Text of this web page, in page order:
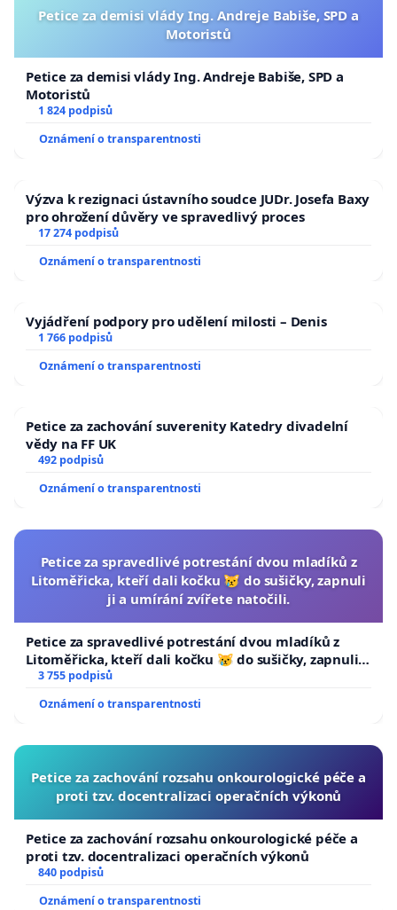
Petice za demisi vlády Ing. Andreje Babiše, SPD a
Motoristů
Petice za demisi vlády Ing. Andreje Babiše, SPD a
Motoristů
1 824 podpisů
Oznámení o transparentnosti
Výzva k rezignaci ústavního soudce JUDr. Josefa Baxy
pro ohrožení důvěry ve spravedlivý proces
17 274 podpisů
Oznámení o transparentnosti
Vyjádření podpory pro udělení milosti – Denis
1 766 podpisů
Oznámení o transparentnosti
Petice za zachování suverenity Katedry divadelní
vědy na FF UK
492 podpisů
Oznámení o transparentnosti
Petice za spravedlivé potrestání dvou mladíků z
Litoměřicka, kteří dali kočku 😿 do sušičky, zapnuli
ji a umírání zvířete natočili.
Petice za spravedlivé potrestání dvou mladíků z
Litoměřicka, kteří dali kočku 😿 do sušičky, zapnuli ji
a umírání zvířete natočili.
3 755 podpisů
Oznámení o transparentnosti
Petice za zachování rozsahu onkourologické péče a
proti tzv. docentralizaci operačních výkonů
Petice za zachování rozsahu onkourologické péče a
proti tzv. docentralizaci operačních výkonů
840 podpisů
Oznámení o transparentnosti